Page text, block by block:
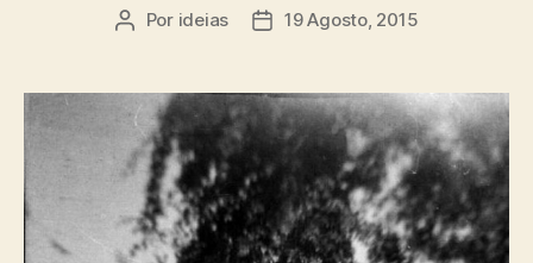
Autor
Por ideias
Data19 Agosto, 2015